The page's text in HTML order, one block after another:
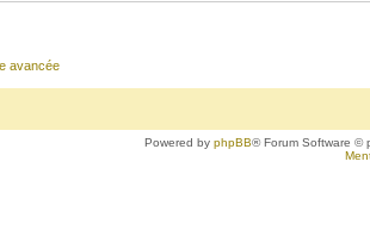
avancée
Powered byphpBB® Forum Software ©